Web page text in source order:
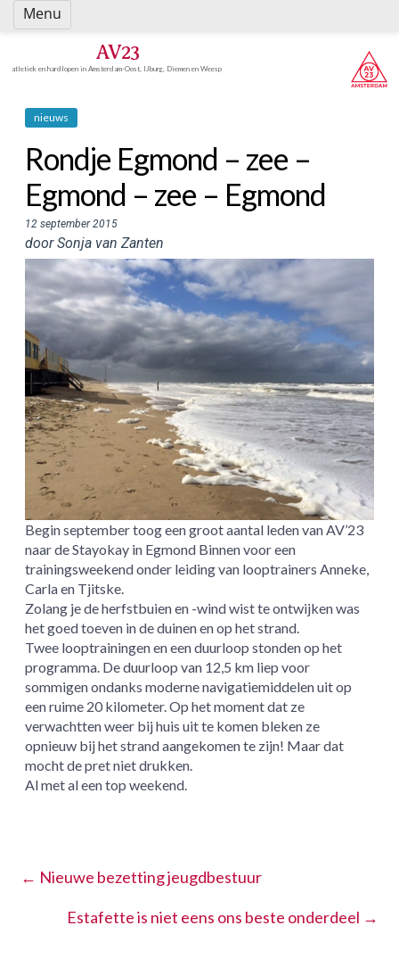
Spring
naar
AV23
atletiek en hardlopen in Amsterdam-Oost, IJburg, Diemen en Weesp
nieuws
Rondje Egmond – zee –
Egmond – zee – Egmond
12 september 2015
door Sonja van Zanten
Begin september toog een groot aantal leden van AV’23
naar de Stayokay in Egmond Binnen voor een
trainingsweekend onder leiding van looptrainers Anneke,
Carla en Tjitske.
Zolang je de herfstbuien en -wind wist te ontwijken was
het goed toeven in de duinen en op het strand.
Twee looptrainingen en een duurloop stonden op het
programma. De duurloop van 12,5 km liep voor
sommigen ondanks moderne navigatiemiddelen uit op
een ruime 20 kilometer. Op het moment dat ze
verwachtten weer bij huis uit te komen bleken ze
opnieuw bij het strand aangekomen te zijn! Maar dat
mocht de pret niet drukken.
Al met al een top weekend.
← Nieuwe bezetting jeugdbestuur
Estafette is niet eens ons beste onderdeel →
Menu